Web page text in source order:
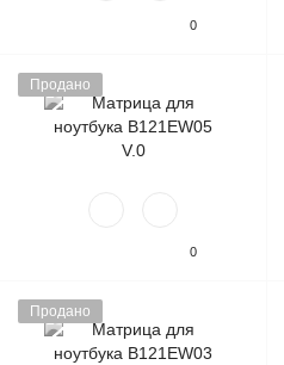
0
Продано
0
Продано